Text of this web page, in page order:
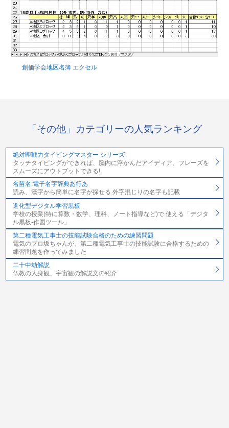
創価学会地区名簿 エクセル
「その他」カテゴリーの人気ランキング
絶対即戦力タイピングマスター シリーズ
タッチタイピングができれば、脳内に浮かんだアイディア、フレーズを
スムーズにアウトプットできる!
名苗名:電子名字辞典あ行あ
読み、漢字から簡単に名字が探せる 外字混じりの名字も記載
進化型デジタル学習黒板
学校の授業(特に算数・数学、理科、ノート指導など)で 使える「デジタ
ル黒板‐作図ツール」
第二種電気工事士の技能試験合格のための練習問題
電気のプロ坂ちゃんが、第二種電気工事士の技能試験に合格するための
練習問題を作ってみました
二十中劫解説
仏教の人身観、宇宙観の解説文の紹介